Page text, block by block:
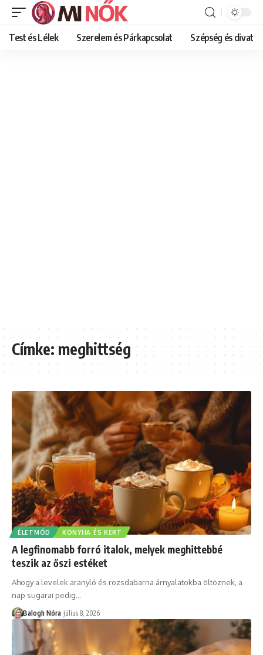
Test és Lélek Szerelem és Párkapcsolat Szépség és divat
Címke:meghittség
ÉLETMÓD KONYHA ÉS KERT
A legfinomabb forró italok, melyek meghittebbé
teszik az őszi estéket
Ahogy a levelek aranyló és rozsdabarna árnyalatokba öltöznek, a
nap sugarai pedig…
Balogh Nóra július 8, 2026